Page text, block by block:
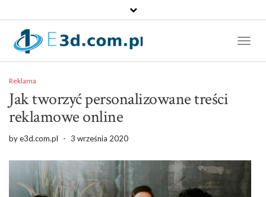
Reklama
Jak tworzyć personalizowane treści
reklamowe online
bye3d.com.pl - 3 września 2020